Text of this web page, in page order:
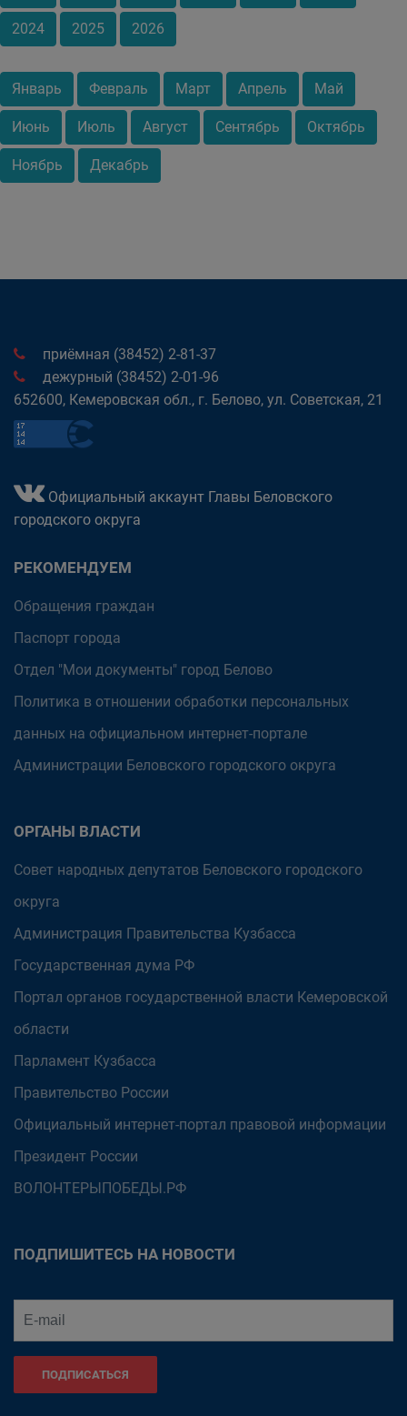
2024 2025 2026
Январь Февраль Март Апрель Май
Июнь Июль Август Сентябрь Октябрь
Ноябрь Декабрь
приёмная (38452) 2-81-37
дежурный (38452) 2-01-96
652600, Кемеровская обл., г. Белово, ул. Советская, 21
Официальный аккаунт Главы Беловского
городского округа
РЕКОМЕНДУЕМ
Обращения граждан
Паспорт города
Отдел "Мои документы" город Белово
Политика в отношении обработки персональных
данных на официальном интернет-портале
Администрации Беловского городского округа
ОРГАНЫ ВЛАСТИ
Совет народных депутатов Беловского городского
округа
Администрация Правительства Кузбасса
Государственная дума РФ
Портал органов государственной власти Кемеровской
области
Парламент Кузбасса
Правительство России
Официальный интернет-портал правовой информации
Президент России
ВОЛОНТЕРЫПОБЕДЫ.РФ
ПОДПИШИТЕСЬ НА НОВОСТИ
ПОДПИСАТЬСЯ